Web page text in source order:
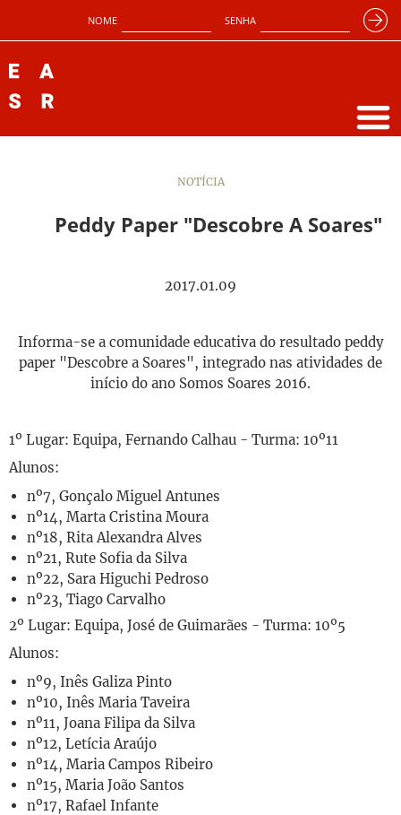
NOME SENHA
NOTÍCIA
Peddy Paper "Descobre A Soares"
2017.01.09
Informa-se a comunidade educativa do resultado peddy
paper "Descobre a Soares", integrado nas atividades de
início do ano Somos Soares 2016.
1º Lugar: Equipa, Fernando Calhau - Turma: 10º11
Alunos:
nº7, Gonçalo Miguel Antunes
nº14, Marta Cristina Moura
nº18, Rita Alexandra Alves
nº21, Rute Sofia da Silva
nº22, Sara Higuchi Pedroso
nº23, Tiago Carvalho
2º Lugar: Equipa, José de Guimarães - Turma: 10º5
Alunos:
nº9, Inês Galiza Pinto
nº10, Inês Maria Taveira
nº11, Joana Filipa da Silva
nº12, Letícia Araújo
nº14, Maria Campos Ribeiro
nº15, Maria João Santos
nº17, Rafael Infante